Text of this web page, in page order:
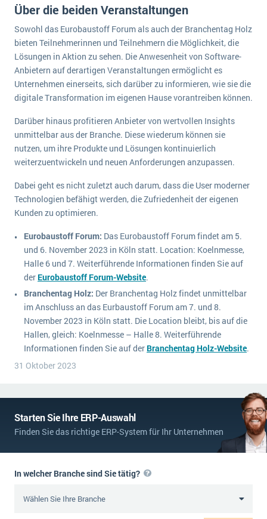
SAP investiert mit zwei strategischen Übernahmen in Enterprise-KI
ERP-Trends in der Produktion
NACHRICHTENARCHIV
Über die beiden Veranstaltungen
Sowohl das Eurobaustoff Forum als auch der Branchentag Holz
bieten Teilnehmerinnen und Teilnehmern die Möglichkeit, die
Lösungen in Aktion zu sehen. Die Anwesenheit von Software-
Anbietern auf derartigen Veranstaltungen ermöglicht es
Unternehmen einerseits, sich darüber zu informieren, wie sie die
digitale Transformation im eigenen Hause vorantreiben können.
Darüber hinaus profitieren Anbieter von wertvollen Insights
unmittelbar aus der Branche. Diese wiederum können sie
nutzen, um ihre Produkte und Lösungen kontinuierlich
weiterzuentwickeln und neuen Anforderungen anzupassen.
Dabei geht es nicht zuletzt auch darum, dass die User moderner
Technologien befähigt werden, die Zufriedenheit der eigenen
Kunden zu optimieren.
Eurobaustoff Forum: Das Eurobaustoff Forum findet am 5.
und 6. November 2023 in Köln statt. Location: Koelnmesse,
Halle 6 und 7. Weiterführende Informationen finden Sie auf
der Eurobaustoff Forum-Website.
Branchentag Holz: Der Branchentag Holz findet unmittelbar
im Anschluss an das Eurbaustoff Forum am 7. und 8.
November 2023 in Köln statt. Die Location bleibt, bis auf die
Hallen, gleich: Koelnmesse – Halle 8. Weiterführende
Informationen finden Sie auf der Branchentag Holz-Website.
31 Oktober 2023
Starten Sie Ihre ERP-Auswahl
Finden Sie das richtige ERP-System für Ihr Unternehmen
In welcher Branche sind Sie tätig?